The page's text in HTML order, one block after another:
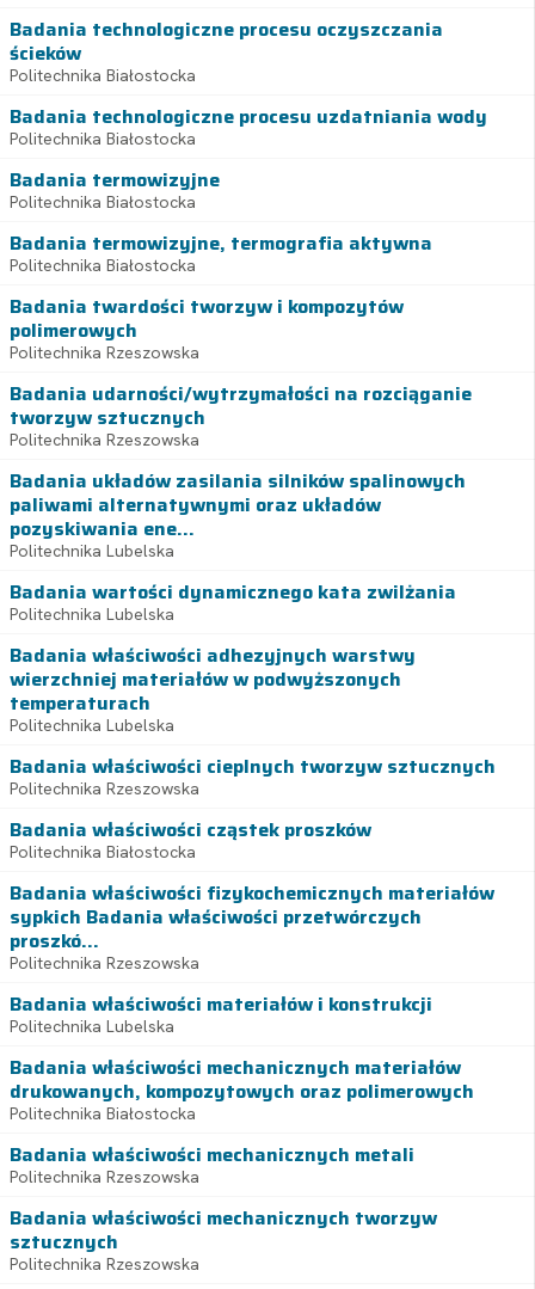
Badania technologiczne procesu oczyszczania
ścieków
Politechnika Białostocka
Badania technologiczne procesu uzdatniania wody
Politechnika Białostocka
Badania termowizyjne
Politechnika Białostocka
Badania termowizyjne, termografia aktywna
Politechnika Białostocka
Badania twardości tworzyw i kompozytów
polimerowych
Politechnika Rzeszowska
Badania udarności/wytrzymałości na rozciąganie
tworzyw sztucznych
Politechnika Rzeszowska
Badania układów zasilania silników spalinowych
paliwami alternatywnymi oraz układów
pozyskiwania ene...
Politechnika Lubelska
Badania wartości dynamicznego kata zwilżania
Politechnika Lubelska
Badania właściwości adhezyjnych warstwy
wierzchniej materiałów w podwyższonych
temperaturach
Politechnika Lubelska
Badania właściwości cieplnych tworzyw sztucznych
Politechnika Rzeszowska
Badania właściwości cząstek proszków
Politechnika Białostocka
Badania właściwości fizykochemicznych materiałów
sypkich Badania właściwości przetwórczych
proszkó...
Politechnika Rzeszowska
Badania właściwości materiałów i konstrukcji
Politechnika Lubelska
Badania właściwości mechanicznych materiałów
drukowanych, kompozytowych oraz polimerowych
Politechnika Białostocka
Badania właściwości mechanicznych metali
Politechnika Rzeszowska
Badania właściwości mechanicznych tworzyw
sztucznych
Politechnika Rzeszowska